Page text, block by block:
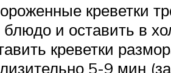
креветки
и оставить в
креветки
5-9 мин